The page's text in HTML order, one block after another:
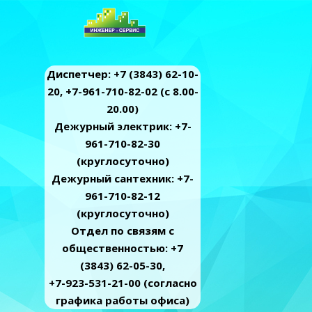
Диспетчер: +7 (3843) 62-10-
20, +7-961-710-82-02 (c 8.00-
20.00)
Дежурный электрик: +7-
961-710-82-30
(круглосуточно)
Дежурный сантехник: +7-
961-710-82-12
(круглосуточно)
Отдел по связям с
общественностью: +7
(3843) 62-05-30,
+7-923-531-21-00 (согласно
графика работы офиса)